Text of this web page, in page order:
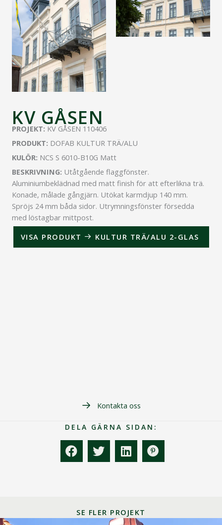
KV GÅSEN
PROJEKT: KV GÅSEN 110406
PRODUKT: DOFAB KULTUR TRÄ/ALU
KULÖR: NCS S 6010-B10G Matt
BESKRIVNING: Utåtgående flaggfönster.
Aluminiumbeklädnad med matt finish för att efterlikna trä.
Konade, målade gångjärn. Utökat karmdjup 140 mm.
Spröjs 24 mm båda sidor. Utrymningsfönster försedda
med löstagbar mittpost.
VISA PRODUKT
KULTUR TRÄ/ALU 2-GLAS
Kontakta oss
DELA GÄRNA SIDAN:
SE FLER PROJEKT